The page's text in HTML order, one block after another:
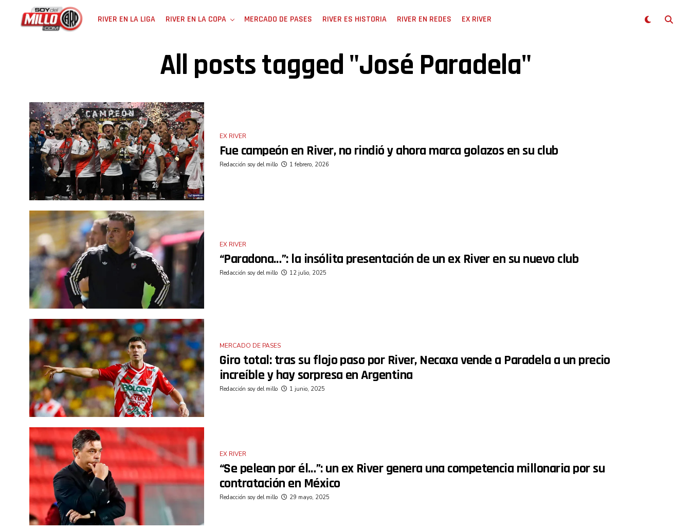
RIVER EN LA LIGA RIVER EN LA COPA MERCADO DE PASES RIVER ES HISTORIA RIVER EN REDES EX RIVER
All posts tagged "José Paradela"
EX RIVER
Fue campeón en River, no rindió y ahora marca golazos en su club
Redacción soy del millo 1 febrero, 2026
EX RIVER
“Paradona…”: la insólita presentación de un ex River en su nuevo club
Redacción soy del millo 12 julio, 2025
MERCADO DE PASES
Giro total: tras su flojo paso por River, Necaxa vende a Paradela a un precio
increíble y hay sorpresa en Argentina
Redacción soy del millo 1 junio, 2025
EX RIVER
“Se pelean por él…”: un ex River genera una competencia millonaria por su
contratación en México
Redacción soy del millo 29 mayo, 2025